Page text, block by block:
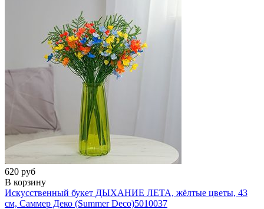
620 руб
В корзину
Искусственный букет ДЫХАНИЕ ЛЕТА, жёлтые цветы, 43
см, Саммер Деко (Summer Deco)5010037